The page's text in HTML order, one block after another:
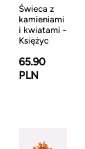
Świeca z
kamieniami
i kwiatami -
Księżyc
65.90
PLN